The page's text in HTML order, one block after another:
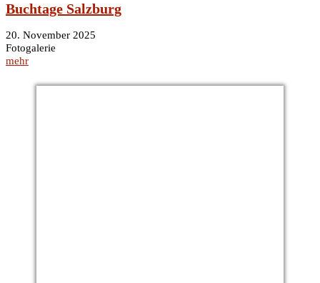
Buchtage Salzburg
20. November 2025
Fotogalerie
mehr